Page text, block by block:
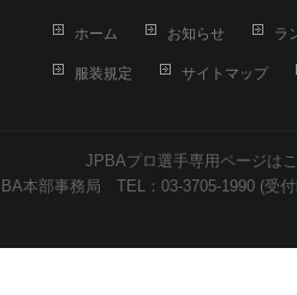
ホーム お知らせ ラ
服装規定 サイトマップ
JPBAプロ選手専用ページは
本部事務局 TEL：03-3705-1990 (受